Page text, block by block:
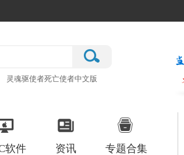
灵魂驱使者死亡使者中文版
软件 资讯 专题合集